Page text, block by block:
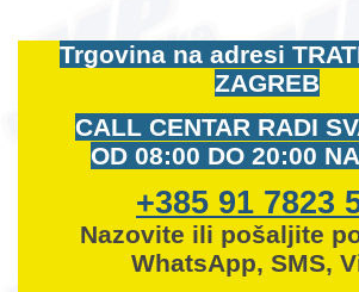
Trgovina na adresi
ZAGREB
CALL CENTAR RADI
OD 08:00 DO 20:00
+385 91 7823
Nazovite ili pošaljite
WhatsApp, SMS,